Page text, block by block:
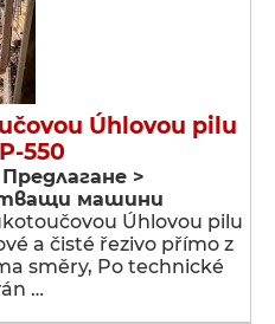
Úhlovou pilu
550
>
машини
Úhlovou pilu
a čisté řezivo přímo z
směry, Po technické
…